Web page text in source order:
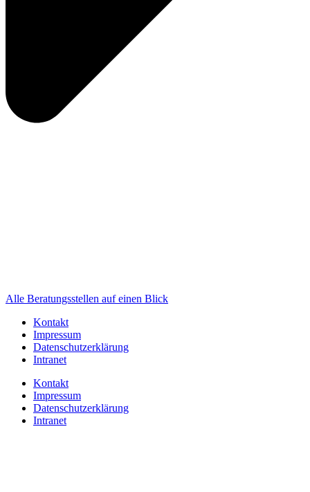
Alle Beratungsstellen auf einen Blick
Kontakt
Impressum
Datenschutzerklärung
Intranet
Kontakt
Impressum
Datenschutzerklärung
Intranet